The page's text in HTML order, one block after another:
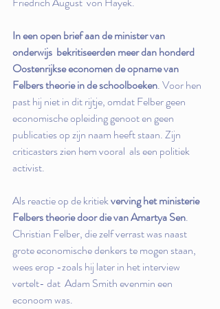
In een open brief aan de minister van
onderwijs  bekritiseerden meer dan honderd
Oostenrijkse economen de opname van
Felbers theorie in de schoolboeken. Voor hen
past hij niet in dit rijtje, omdat Felber geen
economische opleiding genoot en geen
publicaties op zijn naam heeft staan. Zijn
criticasters zien hem vooral  als een politiek
activist.
Als reactie op de kritiek verving het ministerie
Felbers theorie door die van Amartya Sen.
Christian Felber, die zelf verrast was naast
grote economische denkers te mogen staan,
wees erop -zoals hij later in het interview
vertelt- dat  Adam Smith evenmin een
econoom was.